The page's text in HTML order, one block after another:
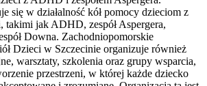
się w działalność kół pomocy dzieciom z
takimi jak ADHD, zespół Aspergera,
Downa. Zachodniopomorskie
Dzieci w Szczecinie organizuje również
warsztaty, szkolenia oraz grupy wsparcia,
przestrzeni, w której każde dziecko